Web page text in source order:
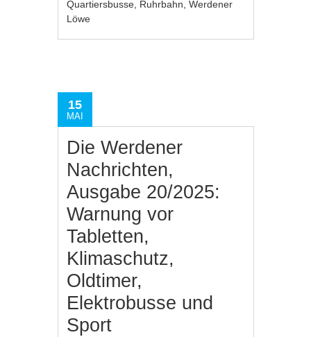
Quartiersbusse, Ruhrbahn,Werdener
Löwe
15
MAI
Die Werdener
Nachrichten,
Ausgabe 20/2025:
Warnung vor
Tabletten,
Klimaschutz,
Oldtimer,
Elektrobusse und
Sport